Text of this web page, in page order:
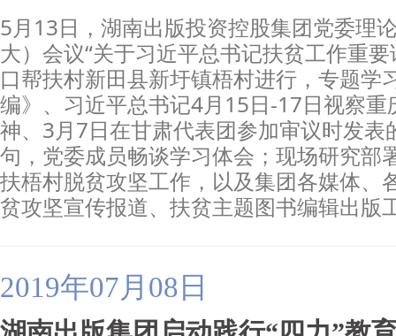
5月13日，湖南出版投资控股集团党委理
大）会议“关于习近平总书记扶贫工作重
口帮扶村新田县新圩镇梧村进行，专题学
编》、习近平总书记4月15日-17日视察
神、3月7日在甘肃代表团参加审议时发表
句，党委成员畅谈学习体会；现场研究部
扶梧村脱贫攻坚工作，以及集团各媒体、
贫攻坚宣传报道、扶贫主题图书编辑出版
2019年07月08日